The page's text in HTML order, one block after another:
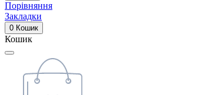
Порівняння
Закладки
0 Кошик
Кошик